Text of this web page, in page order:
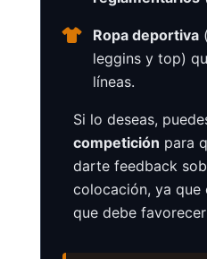
Ropa deportiva
leggins y top)
líneas.
Si lo deseas,
competición para
darte feedback
colocación, ya que
que debe